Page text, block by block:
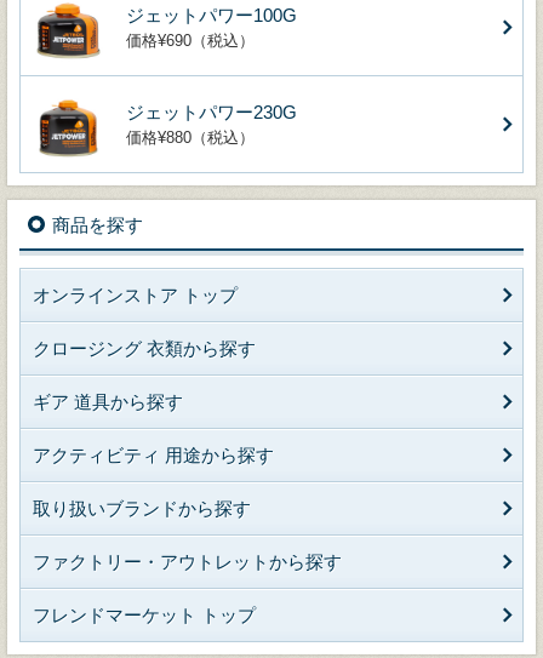
ジェットパワー100G
価格¥690（税込）
ジェットパワー230G
価格¥880（税込）
商品を探す
オンラインストア トップ
クロージング 衣類から探す
ギア 道具から探す
アクティビティ 用途から探す
取り扱いブランドから探す
ファクトリー・アウトレットから探す
フレンドマーケット トップ